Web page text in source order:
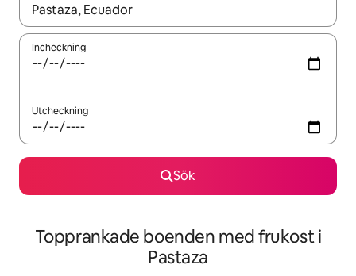
När resultaten är tillgängliga kan du navigera med upp- och
Incheckning
Utcheckning
Sök
Topprankade boenden med frukost i
Pastaza